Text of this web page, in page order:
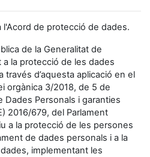
de protecció de dades.
de la Generalitat de
la protecció de les dades
d’aquesta aplicació en el
orgànica 3/2018, de 5 de
Personals i garanties
2016/679, del Parlament
a la protecció de les persones
de dades personals i a la
implementant les